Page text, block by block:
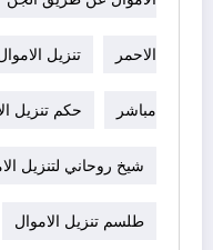
الاحمر تنزيل
مباشر حكم تنزيل
شيخ روحاني لتنزيل
طلسم تنزيل الاموال